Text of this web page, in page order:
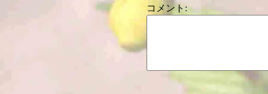
コメント: